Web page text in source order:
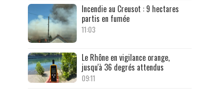
Incendie au Creusot : 9 hectares
partis en fumée
11:03
Le Rhône en vigilance orange,
jusqu'à 36 degrés attendus
09:11